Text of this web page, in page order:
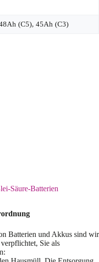
(C5), 45Ah (C3)
Säure-Batterien
Batterien und Akkus sind wir
Sie als